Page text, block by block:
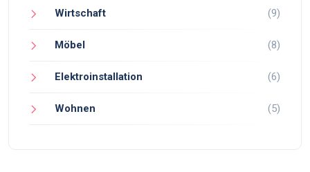
Wirtschaft (9)
Möbel (8)
Elektroinstallation (6)
Wohnen (5)